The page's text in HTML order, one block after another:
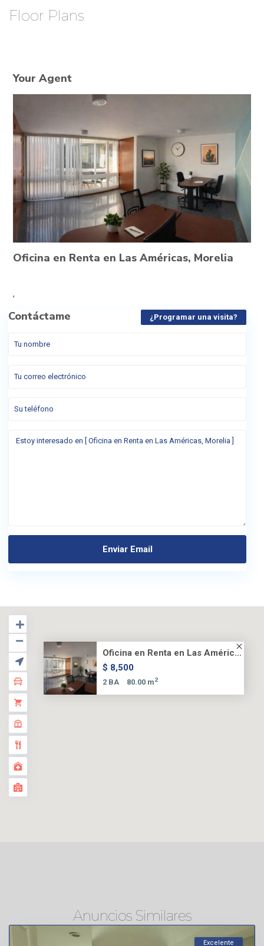
Floor Plans
Your Agent
Oficina en Renta en Las Américas, Morelia
,
Contáctame ¿Programar una visita?
Oficina en Renta en Las Améric...
$ 8,500
2 BA 80.00 m2
Anuncios Similares
Excelente